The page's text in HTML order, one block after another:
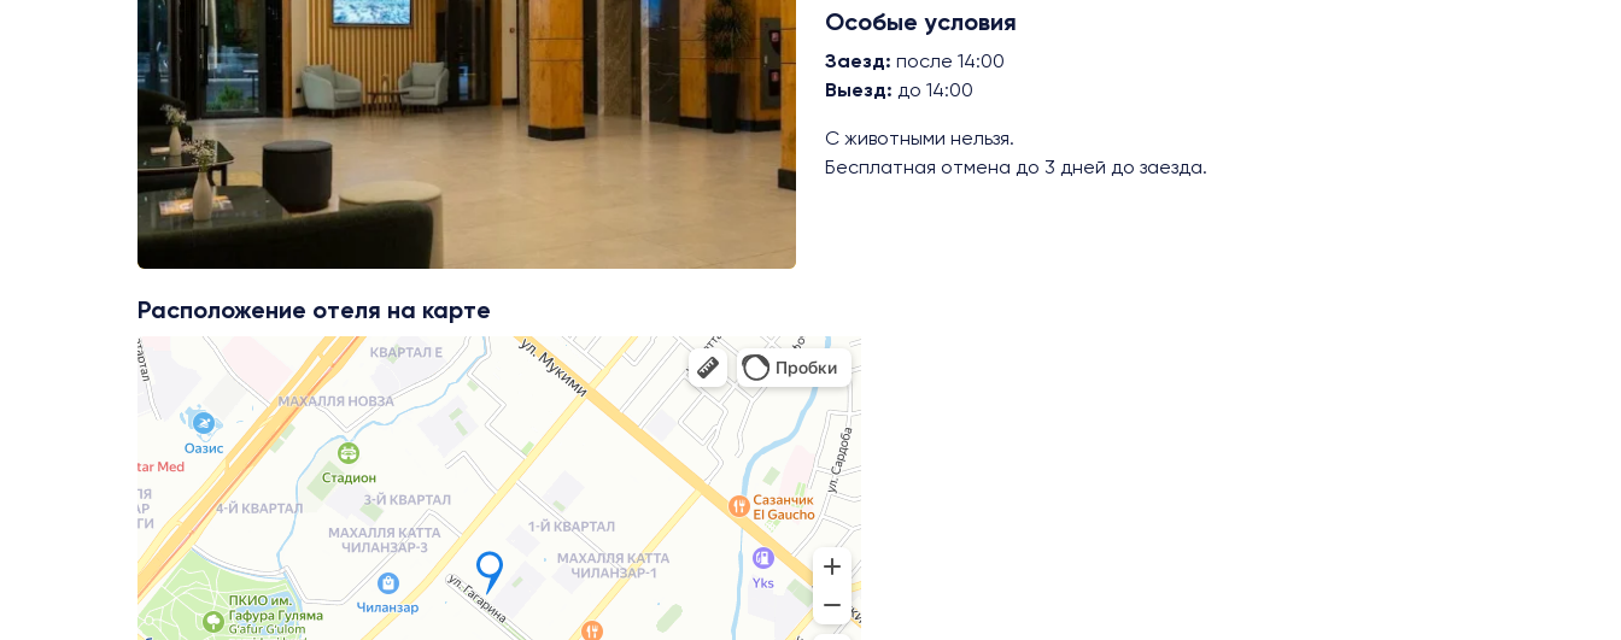
Расположение отеля на карте
Особые условия
Заезд: после 14:00
Выезд: до 14:00
С животными нельзя.
Бесплатная отмена до 3 дней до заезда.